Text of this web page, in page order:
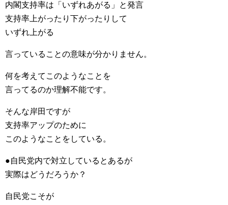
内閣支持率は「いずれあがる」と発言
支持率上がったり下がったりして
いずれ上がる
言っていることの意味が分かりません。
何を考えてこのようなことを
言ってるのか理解不能です。
そんな岸田ですが
支持率アップのために
このようなことをしている。
●自民党内で対立しているとあるが
実際はどうだろうか？
自民党こそが